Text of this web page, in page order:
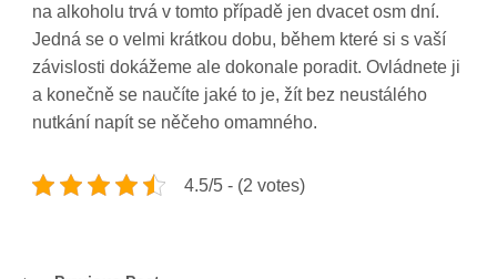
na alkoholu trvá v tomto případě jen dvacet osm dní.
Jedná se o velmi krátkou dobu, během které si s vaší
závislosti dokážeme ale dokonale poradit. Ovládnete ji
a konečně se naučíte jaké to je, žít bez neustálého
nutkání napít se něčeho omamného.
4.5/5 - (2 votes)